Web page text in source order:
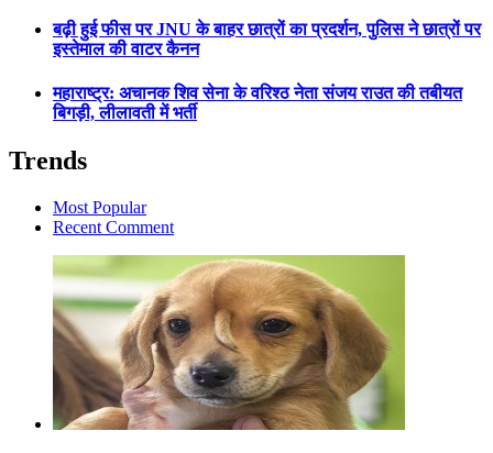
बढ़ी हुई फीस पर JNU के बाहर छात्रों का प्रदर्शन, पुलिस ने छात्रों पर
इस्तेमाल की वाटर कैनन
महाराष्ट्र: अचानक शिव सेना के वरिश्ठ नेता संजय राउत की तबीयत
बिगड़ी, लीलावती में भर्ती
Trends
Most Popular
Recent Comment